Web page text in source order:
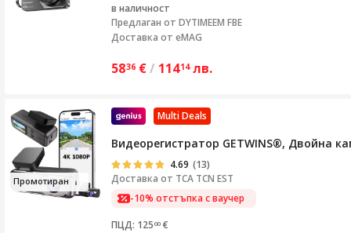
в наличност
Предлаган от DYTIMEEM FBE
Доставка от eMAG
5836 €/ 11414 лв.
Промотиран
Multi Deals
Видеорегистратор GETWINS®, Двойна
4.69 (13)
Доставка от TCA TCN EST
-10% отстъпка с ваучер
ПЦД: 125 00 €